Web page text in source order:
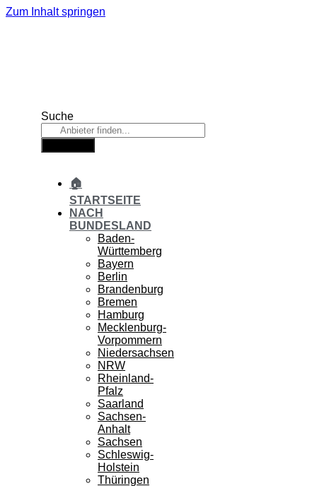
Zum Inhalt springen
Suche
🏠
STARTSEITE
NACH
BUNDESLAND
Baden-
Württemberg
Bayern
Berlin
Brandenburg
Bremen
Hamburg
Mecklenburg-
Vorpommern
Niedersachsen
NRW
Rheinland-
Pfalz
Saarland
Sachsen-
Anhalt
Sachsen
Schleswig-
Holstein
Thüringen